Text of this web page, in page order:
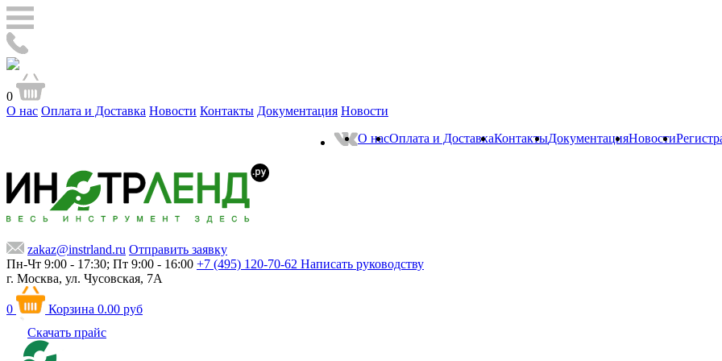
0
О нас Оплата и Доставка Новости Контакты Документация Новости
О насОплата и ДоставкаКонтактыДокументацияНовости
zakaz@instrland.ru Отправить заявку
Пн-Чт 9:00 - 17:30; Пт 9:00 - 16:00 +7 (495) 120-70-62 Написать руководству
г. Москва, ул. Чусовская, 7А
0 Корзина 0.00 руб
Скачать прайс